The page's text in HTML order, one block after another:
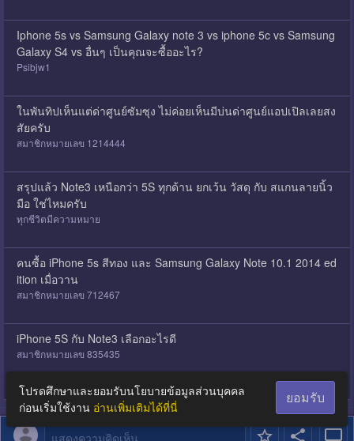
แสดงความคิดเห็น...
Iphone 5s vs Samsung Galaxy note 3 vs iphone 5c vs Samsung
Galaxy S4 vs อื่นๆ เป็นคุณจะซื้ออะไร?
Psibjw1
ในพันทิปเห็นแต่ด่าศูนย์ซัมซุง​ ไม่ค่อยเห็นมีบ่นด่าศูนย์แอปเปิลเลยสง
สัยครับ
สมาชิกหมายเลข 1214444
สรุปแล้ว Note3 เหนือกว่า 5S ทุกด้าน ยกเว้น วัสดุ กับ สแกนลายนิ้ว
มือ ใช่ไหมครับ
ทุกชีวิตมีความหมาย
คนซื้อ iPhone 5s สีทอง และ Samsung Galaxy Note 10.1 2014 ed
ition เมื่อวาน
สมาชิกหมายเลข 712467
iPhone 5S กับ Note3 เลือกอะไรดี
สมาชิกหมายเลข 835435
โปรดศึกษาและยอมรับนโยบายข้อมูลส่วนบุคคล
ก่อนเริ่มใช้งาน อ่านเพิ่มเติมได้ที่นี่
ยอมรับ